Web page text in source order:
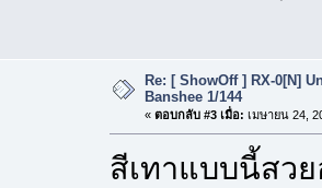
Re: [ ShowOff ] RX-0[N]
Banshee 1/144
« ตอบกลับ #3 เมื่อ: เมษายน 24,
สีเทาแบบนี้สว